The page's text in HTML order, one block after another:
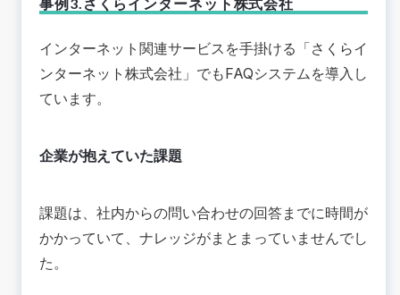
インターネット関連サービスを手掛ける「さくらイ
ンターネット株式会社 」でもFAQシステムを導入し
ています。
企業が抱えていた課題
課題は、社内からの問い合わせの回答までに時間が
かかっていて、ナレッジがまとまっていませんでし
た。